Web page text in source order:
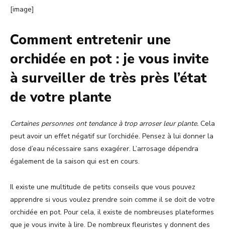
[image]
Comment entretenir une
orchidée en pot : je vous invite
à surveiller de très près l’état
de votre plante
Certaines personnes ont tendance à trop arroser leur plante. Cela
peut avoir un effet négatif sur l’orchidée. Pensez à lui donner la
dose d’eau nécessaire sans exagérer. L’arrosage dépendra
également de la saison qui est en cours.
Il existe une multitude de petits conseils que vous pouvez
apprendre si vous voulez prendre soin comme il se doit de votre
orchidée en pot. Pour cela, il existe de nombreuses plateformes
que je vous invite à lire. De nombreux fleuristes y donnent des